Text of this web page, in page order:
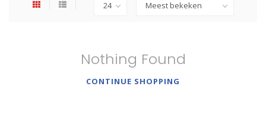
Nothing Found
CONTINUE SHOPPING